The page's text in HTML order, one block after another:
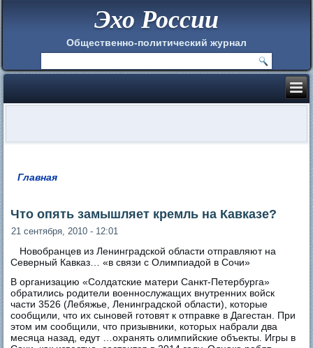
Эхо России
Общественно-политический журнал
Главная
Что опять замышляет кремль на Кавказе?
21 сентября, 2010 - 12:01
Новобранцев из Ленинградской области отправляют на
Северный Кавказ… «в связи с Олимпиадой в Сочи»
В организацию «Солдатские матери Санкт-Петербурга»
обратились родители военнослужащих внутренних войск
части 3526 (Лебяжье, Ленинградской области), которые
сообщили, что их сыновей готовят к отправке в Дагестан. При
этом им сообщили, что призывники, которых набрали два
месяца назад, едут …охранять олимпийские объекты. Игры в